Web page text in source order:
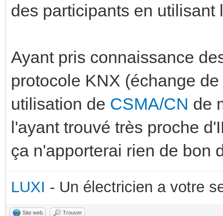
des participants en utilisant
Ayant pris connaissance
protocole KNX (échange
utilisation de CSMA/CN de
l'ayant trouvé très proche
ça n'apporterai rien de bon
LUXI - Un électricien a votre
Site web Trouver